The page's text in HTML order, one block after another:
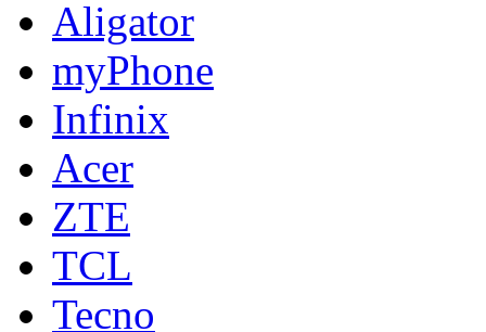
Aligator
myPhone
Infinix
Acer
ZTE
TCL
Tecno